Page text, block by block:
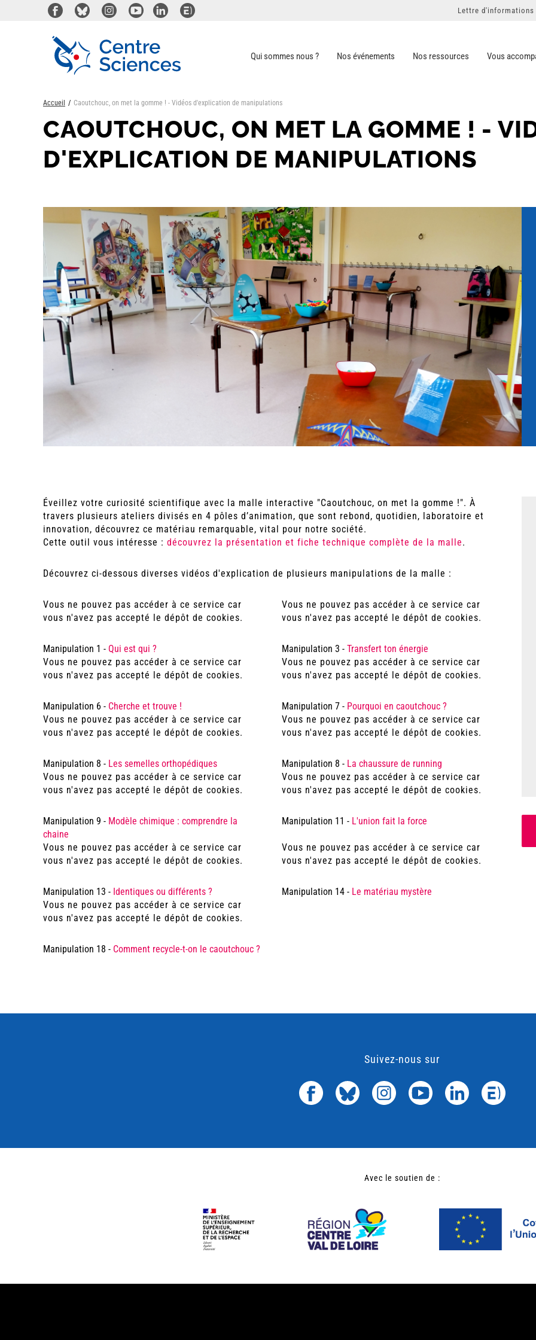
Qui sommes nous ? Nos événements Nos ressources Vous
Lettre d'informations
Accueil Caoutchouc, on met la gomme ! - Vidéos d'explication de manipulations
CAOUTCHOUC, ON MET LA GOMME ! -
D'EXPLICATION DE MANIPULATIONS
Éveillez votre curiosité scientifique avec la malle interactive "Caoutchouc, on met la gomme !". À
travers plusieurs ateliers divisés en 4 pôles d’animation, que sont rebond, quotidien, laboratoire et
innovation, découvrez ce matériau remarquable, vital pour notre société.
Cette outil vous intéresse : découvrez la présentation et fiche technique complète de la malle.
Découvrez ci-dessous diverses vidéos d'explication de plusieurs manipulations de la malle :
Vous ne pouvez pas accéder à ce service car
vous n'avez pas accepté le dépôt de cookies.
Manipulation 1 - Qui est qui ?
Vous ne pouvez pas accéder à ce service car
vous n'avez pas accepté le dépôt de cookies.
Manipulation 3 - Transfert ton énergie
Vous ne pouvez pas accéder à ce service car
vous n'avez pas accepté le dépôt de cookies.
Manipulation 6 - Cherche et trouve !
Vous ne pouvez pas accéder à ce service car
vous n'avez pas accepté le dépôt de cookies.
Manipulation 7 - Pourquoi en caoutchouc ?
Vous ne pouvez pas accéder à ce service car
vous n'avez pas accepté le dépôt de cookies.
Manipulation 8 - Les semelles orthopédiques
Vous ne pouvez pas accéder à ce service car
vous n'avez pas accepté le dépôt de cookies.
Manipulation 8 - La chaussure de running
Vous ne pouvez pas accéder à ce service car
vous n'avez pas accepté le dépôt de cookies.
Manipulation 9 - Modèle chimique : comprendre la
chaine
Vous ne pouvez pas accéder à ce service car
vous n'avez pas accepté le dépôt de cookies.
Manipulation 11 - L'union fait la force
Vous ne pouvez pas accéder à ce service car
vous n'avez pas accepté le dépôt de cookies.
Manipulation 13 - Identiques ou différents ?
Vous ne pouvez pas accéder à ce service car
vous n'avez pas accepté le dépôt de cookies.
Manipulation 14 - Le matériau mystère
Vous ne pouvez pas accéder à ce service car
vous n'avez pas accepté le dépôt de cookies.
Manipulation 18 - Comment recycle-t-on le caoutchouc ?
Suivez-nous sur
Avec le soutien de :